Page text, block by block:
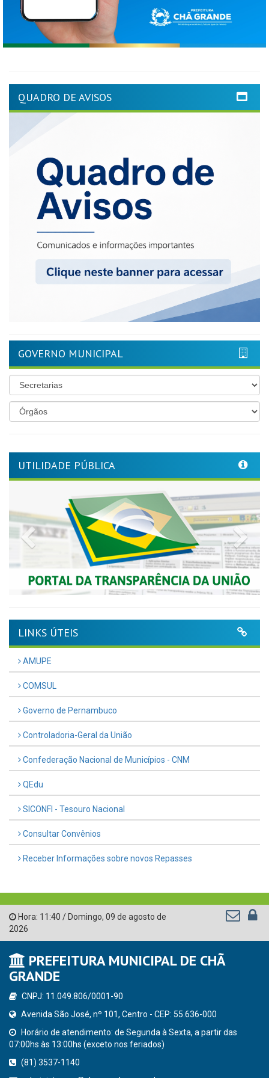
QUADRO DE AVISOS
GOVERNO MUNICIPAL
UTILIDADE PÚBLICA
Previous
LINKS ÚTEIS
AMUPE
COMSUL
Governo de Pernambuco
Controladoria-Geral da União
Confederação Nacional de Municípios - CNM
QEdu
SICONFI - Tesouro Nacional
Consultar Convênios
Receber Informações sobre novos Repasses
Hora: 11:40 /Domingo, 09 de agosto de
2026
PREFEITURA MUNICIPAL DE CHÃ
GRANDE
CNPJ: 11.049.806/0001-90
Avenida São José, nº 101, Centro - CEP: 55.636-000
Horário de atendimento: de Segunda à Sexta, a partir das
07:00hs às 13:00hs (exceto nos feriados)
(81) 3537-1140